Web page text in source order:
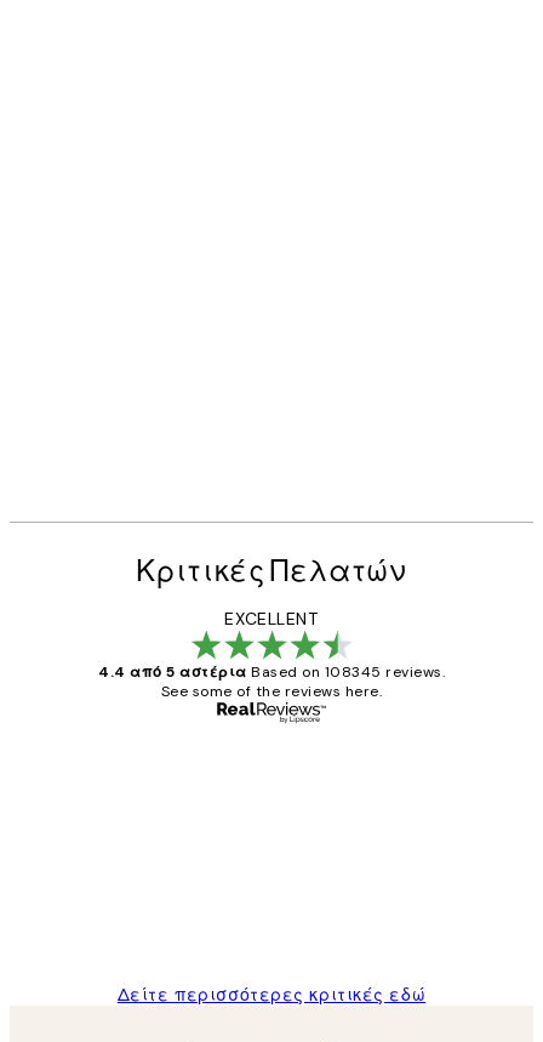
Κριτικές Πελατών
EXCELLENT
4.4 από 5 αστέρια Based on 108345 reviews.
See some of the reviews here.
Δείτε περισσότερες κριτικές εδώ